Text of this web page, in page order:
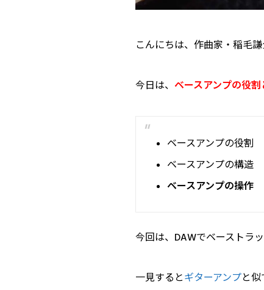
こんにちは、作曲家・稲毛謙
今日は、 ベースアンプの役
ベースアンプの役割
ベースアンプの構造
ベースアンプの操作
今回は、DAWでベーストラ
一見するとギターアンプと